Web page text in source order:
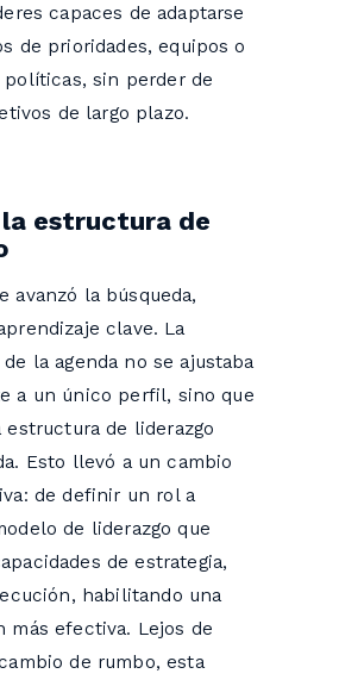
capaces de adaptarse
de prioridades, equipos o
sin perder de
de largo plazo.
la estructura de
avanzó la búsqueda,
clave. La
la agenda no se ajustaba
a un único perfil, sino que
estructura de liderazgo
Esto llevó a un cambio
de definir un rol a
de liderazgo que
de estrategia,
habilitando una
más efectiva. Lejos de
de rumbo, esta